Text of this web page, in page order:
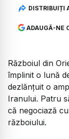
DISTRIBUIȚI
ADAUGĂ-NE
Războiul din
împlinit o lună
dezlănțuit o
Iranului. Patru
că negociază
războiului.